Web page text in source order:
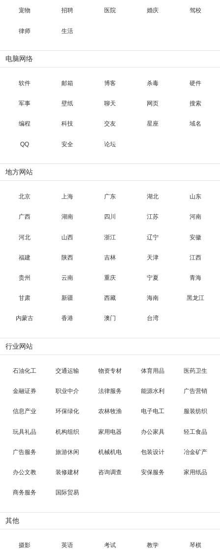
宠物 招聘 医院 婚庆 驾校
律师 生活
电脑网络
软件 邮箱 博客 杀毒 硬件
军事 壁纸 聊天 网页 搜索
编程 科技 交友 星座 域名
QQ 安全 论坛
地方网站
北京 上海 广东 湖北 山东
广西 湖南 四川 江苏 河南
河北 山西 浙江 辽宁 安徽
福建 陕西 吉林 天津 江西
贵州 云南 重庆 宁夏 青海
甘肃 新疆 西藏 海南 黑龙江
内蒙古 香港 澳门 台湾
行业网站
石油化工 交通运输 物资专材 体育用品 医药卫生
金融证券 职业中介 法律服务 能源水利 广告营销
信息产业 环保绿化 农林牧渔 电子电工 服装纺织
玩具礼品 机构组织 家用电器 办公家具 轻工食品
广告服务 旅游休闲 机械机电 包装设计 冶金矿产
办公文教 装修建材 咨询调查 安保服务 家用纸品
商务服务 国际贸易
其他
摄影 英语 考试 教学 琴棋